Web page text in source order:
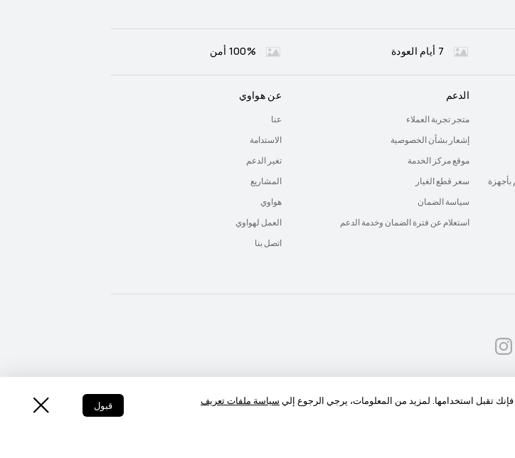
تقبل استخدامها. لمزيد من المعلومات، يرجي الرجوع إلي سياسة ملفات تعريف
قبول
7 أيام العودة 100% أمن
بأجهزة
الدعم
متجر تجربة العملاء
إشعار بشأن الخصوصية
موقع مركز الخدمة
سعر قطع الغيار
سياسة الضمان
استعلام عن فترة الضمان وخدمة الدعم
عن هواوي
عنا
الاستدامة
تغير الدعم
المشاريع
هواوي
العمل لهواوي
اتصل بنا
UAE - اللغة العربية UAE - English